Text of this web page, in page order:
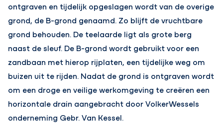
ontgraven en tijdelijk opgeslagen wordt van de overige
grond, de B-grond genaamd. Zo blijft de vruchtbare
grond behouden. De teelaarde ligt als grote berg
naast de sleuf. De B-grond wordt gebruikt voor een
zandbaan met hierop rijplaten, een tijdelijke weg om
buizen uit te rijden. Nadat de grond is ontgraven wordt
om een droge en veilige werkomgeving te creëren een
horizontale drain aangebracht door VolkerWessels
onderneming Gebr. Van Kessel.